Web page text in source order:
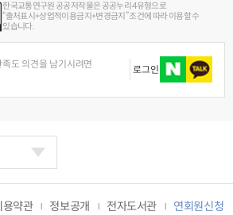
한국교통연구원 공공저작물은 공공누리 4유형으로
“출처표시+상업적이용금지+변경금지” 조건에 따라 이용할 수
있습니다.
도 의견을 남기시려면
로그인
용약관 정보공개 전자도서관 연회원신청